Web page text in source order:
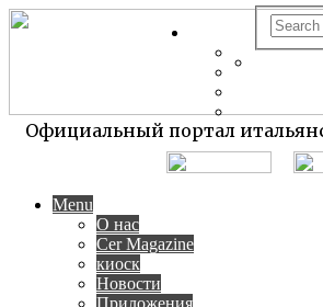
Официальный портал
Menu
О нас
Cer Magazine
киоск
Новости
Приложения